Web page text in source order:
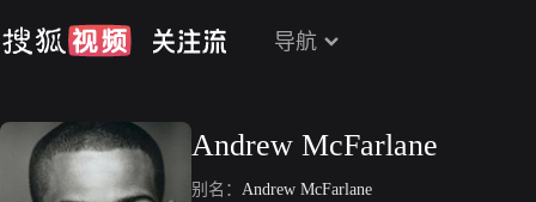
导航
Andrew McFarlane
别名： Andrew McFarlane